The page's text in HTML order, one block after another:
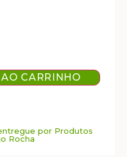
CARRINHO
por Produtos
Rocha